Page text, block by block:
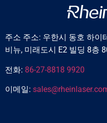
주소 주소: 우한시 동호 하이
비뉴, 미래도시 E2 빌딩 8층
전화: 86-27-8818 9920
이메일: